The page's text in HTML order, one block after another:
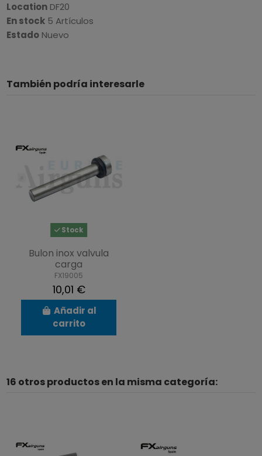
Location DF20
En stock 5 Artículos
Estado Nuevo
También podría interesarle
Stock
Bulon inox valvula
carga
FX19005
10,01 €
Añadir al
carrito
16 otros productos en la misma categoría: